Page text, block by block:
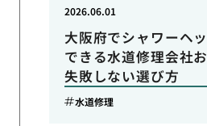
大阪府でシャワーヘ
できる水道修理会社
失敗しない選び方
2026.06.01
水道修理